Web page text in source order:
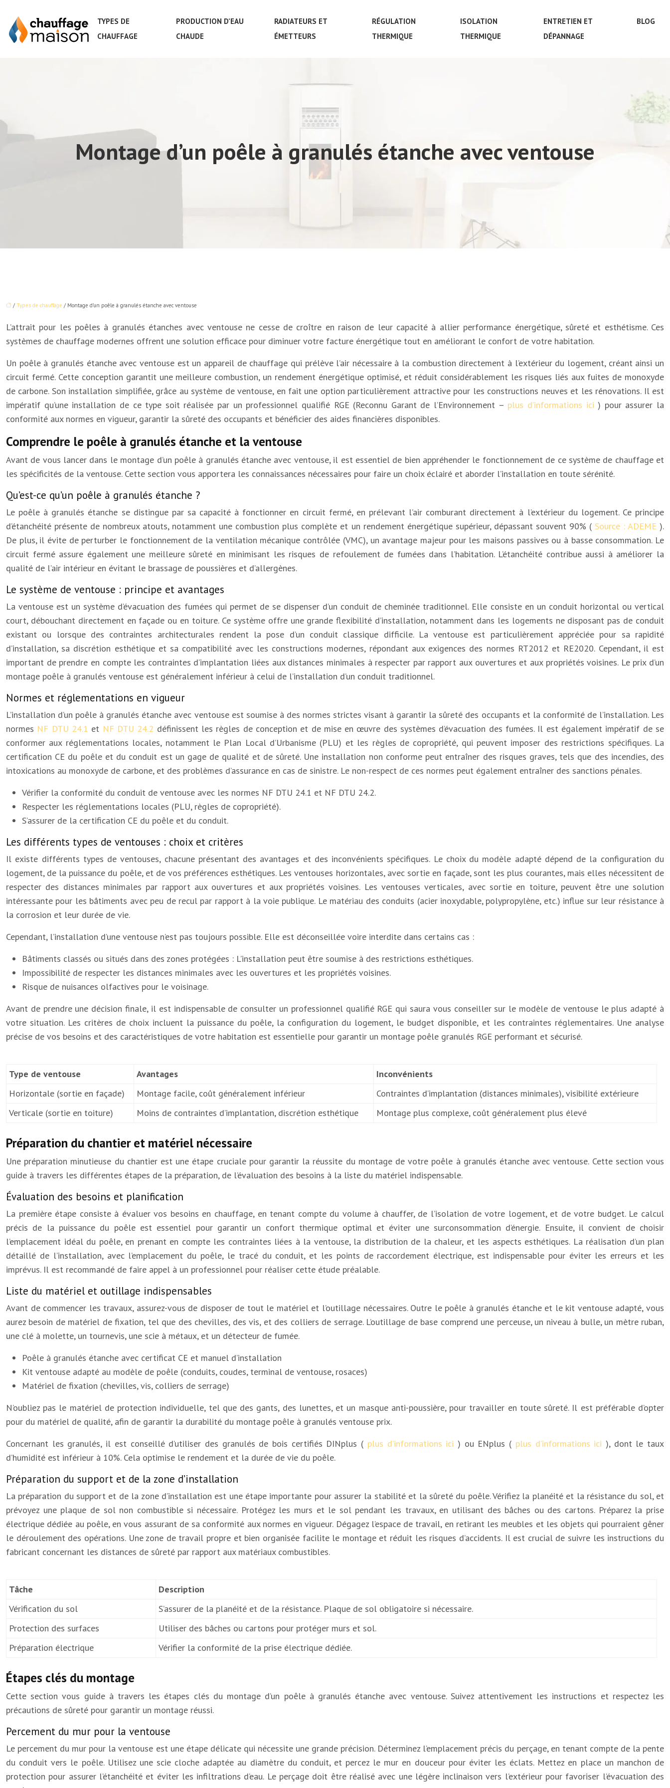
TYPES DE
CHAUFFAGE
PRODUCTION D’EAU
CHAUDE
RADIATEURS ET
ÉMETTEURS
RÉGULATION
THERMIQUE
ISOLATION
THERMIQUE
ENTRETIEN ET
DÉPANNAGE
BLOG
Montage d’un poêle à granulés étanche avec ventouse
/ Types de chauffage / Montage d’un poêle à granulés étanche avec ventouse
L’attrait pour les poêles à granulés étanches avec ventouse ne cesse de croître en raison de leur capacité à allier performance énergétique, sûreté et esthétisme. Ces
systèmes de chauffage modernes offrent une solution efficace pour diminuer votre facture énergétique tout en améliorant le confort de votre habitation.
Un poêle à granulés étanche avec ventouse est un appareil de chauffage qui prélève l’air nécessaire à la combustion directement à l’extérieur du logement, créant ainsi un
circuit fermé. Cette conception garantit une meilleure combustion, un rendement énergétique optimisé, et réduit considérablement les risques liés aux fuites de monoxyde
de carbone. Son installation simplifiée, grâce au système de ventouse, en fait une option particulièrement attractive pour les constructions neuves et les rénovations. Il est
impératif qu’une installation de ce type soit réalisée par un professionnel qualifié RGE (Reconnu Garant de l’Environnement – plus d’informations ici) pour assurer la
conformité aux normes en vigueur, garantir la sûreté des occupants et bénéficier des aides financières disponibles.
Comprendre le poêle à granulés étanche et la ventouse
Avant de vous lancer dans le montage d’un poêle à granulés étanche avec ventouse, il est essentiel de bien appréhender le fonctionnement de ce système de chauffage et
les spécificités de la ventouse. Cette section vous apportera les connaissances nécessaires pour faire un choix éclairé et aborder l’installation en toute sérénité.
Qu’est-ce qu’un poêle à granulés étanche ?
Le poêle à granulés étanche se distingue par sa capacité à fonctionner en circuit fermé, en prélevant l’air comburant directement à l’extérieur du logement. Ce principe
d’étanchéité présente de nombreux atouts, notamment une combustion plus complète et un rendement énergétique supérieur, dépassant souvent 90% ( Source : ADEME).
De plus, il évite de perturber le fonctionnement de la ventilation mécanique contrôlée (VMC), un avantage majeur pour les maisons passives ou à basse consommation. Le
circuit fermé assure également une meilleure sûreté en minimisant les risques de refoulement de fumées dans l’habitation. L’étanchéité contribue aussi à améliorer la
qualité de l’air intérieur en évitant le brassage de poussières et d’allergènes.
Le système de ventouse : principe et avantages
La ventouse est un système d’évacuation des fumées qui permet de se dispenser d’un conduit de cheminée traditionnel. Elle consiste en un conduit horizontal ou vertical
court, débouchant directement en façade ou en toiture. Ce système offre une grande flexibilité d’installation, notamment dans les logements ne disposant pas de conduit
existant ou lorsque des contraintes architecturales rendent la pose d’un conduit classique difficile. La ventouse est particulièrement appréciée pour sa rapidité
d’installation, sa discrétion esthétique et sa compatibilité avec les constructions modernes, répondant aux exigences des normes RT2012 et RE2020. Cependant, il est
important de prendre en compte les contraintes d’implantation liées aux distances minimales à respecter par rapport aux ouvertures et aux propriétés voisines. Le prix d’un
montage poêle à granulés ventouse est généralement inférieur à celui de l’installation d’un conduit traditionnel.
Normes et réglementations en vigueur
L’installation d’un poêle à granulés étanche avec ventouse est soumise à des normes strictes visant à garantir la sûreté des occupants et la conformité de l’installation. Les
normes NF DTU 24.1 et NF DTU 24.2 définissent les règles de conception et de mise en œuvre des systèmes d’évacuation des fumées. Il est également impératif de se
conformer aux réglementations locales, notamment le Plan Local d’Urbanisme (PLU) et les règles de copropriété, qui peuvent imposer des restrictions spécifiques. La
certification CE du poêle et du conduit est un gage de qualité et de sûreté. Une installation non conforme peut entraîner des risques graves, tels que des incendies, des
intoxications au monoxyde de carbone, et des problèmes d’assurance en cas de sinistre. Le non-respect de ces normes peut également entraîner des sanctions pénales.
Vérifier la conformité du conduit de ventouse avec les normes NF DTU 24.1 et NF DTU 24.2.
Respecter les réglementations locales (PLU, règles de copropriété).
S’assurer de la certification CE du poêle et du conduit.
Les différents types de ventouses : choix et critères
Il existe différents types de ventouses, chacune présentant des avantages et des inconvénients spécifiques. Le choix du modèle adapté dépend de la configuration du
logement, de la puissance du poêle, et de vos préférences esthétiques. Les ventouses horizontales, avec sortie en façade, sont les plus courantes, mais elles nécessitent de
respecter des distances minimales par rapport aux ouvertures et aux propriétés voisines. Les ventouses verticales, avec sortie en toiture, peuvent être une solution
intéressante pour les bâtiments avec peu de recul par rapport à la voie publique. Le matériau des conduits (acier inoxydable, polypropylène, etc.) influe sur leur résistance à
la corrosion et leur durée de vie.
Cependant, l’installation d’une ventouse n’est pas toujours possible. Elle est déconseillée voire interdite dans certains cas :
Bâtiments classés ou situés dans des zones protégées : L’installation peut être soumise à des restrictions esthétiques.
Impossibilité de respecter les distances minimales avec les ouvertures et les propriétés voisines.
Risque de nuisances olfactives pour le voisinage.
Avant de prendre une décision finale, il est indispensable de consulter un professionnel qualifié RGE qui saura vous conseiller sur le modèle de ventouse le plus adapté à
votre situation. Les critères de choix incluent la puissance du poêle, la configuration du logement, le budget disponible, et les contraintes réglementaires. Une analyse
précise de vos besoins et des caractéristiques de votre habitation est essentielle pour garantir un montage poêle granulés RGE performant et sécurisé.
Type de ventouse Avantages
Inconvénients
Horizontale (sortie en façade)
Montage facile, coût généralement inférieur
Contraintes d’implantation (distances minimales), visibilité extérieure
Verticale (sortie en toiture)
Moins de contraintes d’implantation, discrétion esthétique Montage plus complexe, coût généralement plus élevé
Préparation du chantier et matériel nécessaire
Une préparation minutieuse du chantier est une étape cruciale pour garantir la réussite du montage de votre poêle à granulés étanche avec ventouse. Cette section vous
guide à travers les différentes étapes de la préparation, de l’évaluation des besoins à la liste du matériel indispensable.
Évaluation des besoins et planification
La première étape consiste à évaluer vos besoins en chauffage, en tenant compte du volume à chauffer, de l’isolation de votre logement, et de votre budget. Le calcul
précis de la puissance du poêle est essentiel pour garantir un confort thermique optimal et éviter une surconsommation d’énergie. Ensuite, il convient de choisir
l’emplacement idéal du poêle, en prenant en compte les contraintes liées à la ventouse, la distribution de la chaleur, et les aspects esthétiques. La réalisation d’un plan
détaillé de l’installation, avec l’emplacement du poêle, le tracé du conduit, et les points de raccordement électrique, est indispensable pour éviter les erreurs et les
imprévus. Il est recommandé de faire appel à un professionnel pour réaliser cette étude préalable.
Liste du matériel et outillage indispensables
Avant de commencer les travaux, assurez-vous de disposer de tout le matériel et l’outillage nécessaires. Outre le poêle à granulés étanche et le kit ventouse adapté, vous
aurez besoin de matériel de fixation, tel que des chevilles, des vis, et des colliers de serrage. L’outillage de base comprend une perceuse, un niveau à bulle, un mètre ruban,
une clé à molette, un tournevis, une scie à métaux, et un détecteur de fumée.
Poêle à granulés étanche avec certificat CE et manuel d’installation
Kit ventouse adapté au modèle de poêle (conduits, coudes, terminal de ventouse, rosaces)
Matériel de fixation (chevilles, vis, colliers de serrage)
N’oubliez pas le matériel de protection individuelle, tel que des gants, des lunettes, et un masque anti-poussière, pour travailler en toute sûreté. Il est préférable d’opter
pour du matériel de qualité, afin de garantir la durabilité du montage poêle à granulés ventouse prix.
Concernant les granulés, il est conseillé d’utiliser des granulés de bois certifiés DINplus ( plus d’informations ici ) ou ENplus ( plus d’informations ici ), dont le taux
d’humidité est inférieur à 10%. Cela optimise le rendement et la durée de vie du poêle.
Préparation du support et de la zone d’installation
La préparation du support et de la zone d’installation est une étape importante pour assurer la stabilité et la sûreté du poêle. Vérifiez la planéité et la résistance du sol, et
prévoyez une plaque de sol non combustible si nécessaire. Protégez les murs et le sol pendant les travaux, en utilisant des bâches ou des cartons. Préparez la prise
électrique dédiée au poêle, en vous assurant de sa conformité aux normes en vigueur. Dégagez l’espace de travail, en retirant les meubles et les objets qui pourraient gêner
le déroulement des opérations. Une zone de travail propre et bien organisée facilite le montage et réduit les risques d’accidents. Il est crucial de suivre les instructions du
fabricant concernant les distances de sûreté par rapport aux matériaux combustibles.
Tâche
Description
Vérification du sol
S’assurer de la planéité et de la résistance. Plaque de sol obligatoire si nécessaire.
Protection des surfaces
Utiliser des bâches ou cartons pour protéger murs et sol.
Préparation électrique
Vérifier la conformité de la prise électrique dédiée.
Étapes clés du montage
Cette section vous guide à travers les étapes clés du montage d’un poêle à granulés étanche avec ventouse. Suivez attentivement les instructions et respectez les
précautions de sûreté pour garantir un montage réussi.
Percement du mur pour la ventouse
Le percement du mur pour la ventouse est une étape délicate qui nécessite une grande précision. Déterminez l’emplacement précis du perçage, en tenant compte de la pente
du conduit vers le poêle. Utilisez une scie cloche adaptée au diamètre du conduit, et percez le mur en douceur pour éviter les éclats. Mettez en place un manchon de
protection pour assurer l’étanchéité et éviter les infiltrations d’eau. Le perçage doit être réalisé avec une légère inclinaison vers l’extérieur pour favoriser l’évacuation des